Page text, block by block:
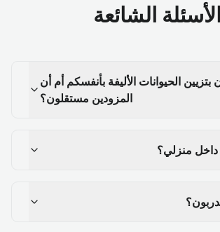
الأسئلة الشائعة
الحيوانات الأليفة بأنفسكم أم أن
المزودين مستقلون؟
داخل منزلي؟